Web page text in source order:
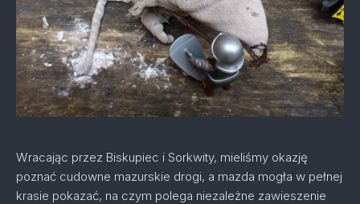
Wracając przez Biskupiec i Sorkwity, mieliśmy okazję
poznać cudowne mazurskie drogi, a mazda mogła w pełnej
krasie pokazać, na czym polega niezależne zawieszenie